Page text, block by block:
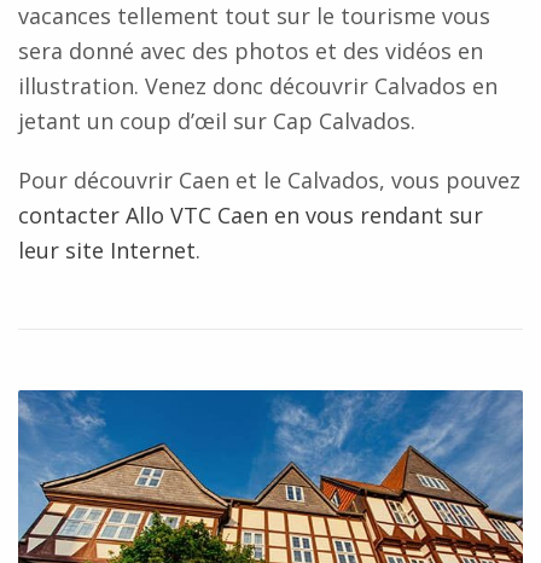
vacances tellement tout sur le tourisme vous
sera donné avec des photos et des vidéos en
illustration. Venez donc découvrir Calvados en
jetant un coup d’œil sur Cap Calvados.
Pour découvrir Caen et le Calvados, vous pouvez
contacter Allo VTC Caen en vous rendant sur
leur site Internet.